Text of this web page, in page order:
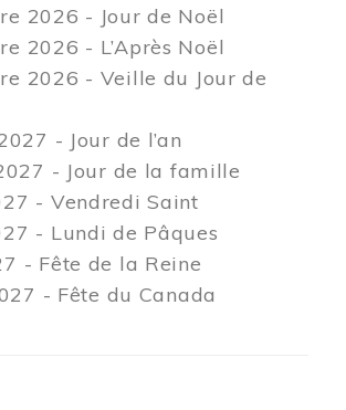
2026 - Jour de Noël
2026 - L’Après Noël
2026 - Veille du Jour de
- Jour de l’an
- Jour de la famille
- Vendredi Saint
- Lundi de Pâques
- Fête de la Reine
- Fête du Canada